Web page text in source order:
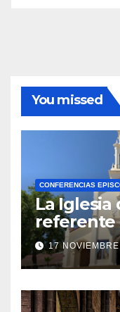
You missed
CONFERENCIAS
La Iglesia
referente
gracias a
17